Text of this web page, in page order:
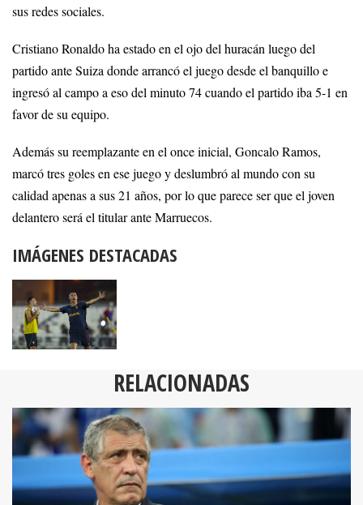
sus redes sociales.
Cristiano Ronaldo ha estado en el ojo del huracán luego del
partido ante Suiza donde arrancó el juego desde el banquillo e
ingresó al campo a eso del minuto 74 cuando el partido iba 5-1 en
favor de su equipo.
Además su reemplazante en el once inicial, Goncalo Ramos,
marcó tres goles en ese juego y deslumbró al mundo con su
calidad apenas a sus 21 años, por lo que parece ser que el joven
delantero será el titular ante Marruecos.
IMÁGENES DESTACADAS
RELACIONADAS